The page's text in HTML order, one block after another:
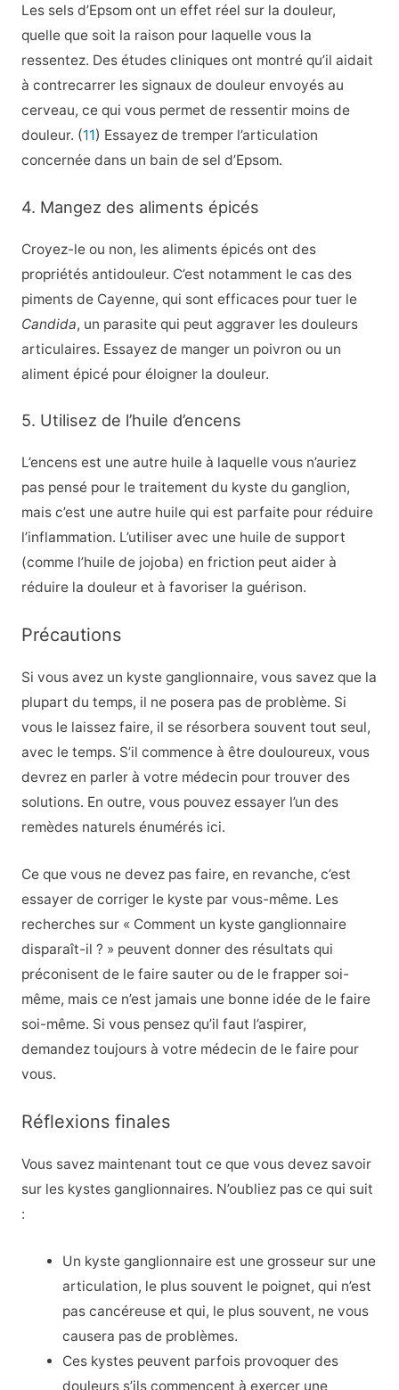
Les sels d’Epsom ont un effet réel sur la douleur,
quelle que soit la raison pour laquelle vous la
ressentez. Des études cliniques ont montré qu’il aidait
à contrecarrer les signaux de douleur envoyés au
cerveau, ce qui vous permet de ressentir moins de
douleur. (11) Essayez de tremper l’articulation
concernée dans un bain de sel d’Epsom.
4. Mangez des aliments épicés
Croyez-le ou non, les aliments épicés ont des
propriétés antidouleur. C’est notamment le cas des
piments de Cayenne, qui sont efficaces pour tuer le
Candida, un parasite qui peut aggraver les douleurs
articulaires. Essayez de manger un poivron ou un
aliment épicé pour éloigner la douleur.
5. Utilisez de l’huile d’encens
L’encensest une autre huile à laquelle vous n’auriez
pas pensé pour le traitement du kyste du ganglion,
mais c’est une autre huile qui est parfaite pour réduire
l’inflammation. L’utiliser avec une huile de support
(comme l’huile de jojoba) en friction peut aider à
réduire la douleur et à favoriser la guérison.
Précautions
Si vous avez un kyste ganglionnaire, vous savez que la
plupart du temps, il ne posera pas de problème. Si
vous le laissez faire, il se résorbera souvent tout seul,
avec le temps. S’il commence à être douloureux, vous
devrez en parler à votre médecin pour trouver des
solutions. En outre, vous pouvez essayer l’un des
remèdes naturels énumérés ici.
Ce que vous ne devez pas faire, en revanche, c’est
essayer de corriger le kyste par vous-même. Les
recherches sur « Comment un kyste ganglionnaire
disparaît-il ? » peuvent donner des résultats qui
préconisent de le faire sauter ou de le frapper soi-
même, mais ce n’est jamais une bonne idée de le faire
soi-même. Si vous pensez qu’il faut l’aspirer,
demandez toujours à votre médecin de le faire pour
vous.
Réflexions finales
Vous savez maintenant tout ce que vous devez savoir
sur les kystes ganglionnaires. N’oubliez pas ce qui suit
:
Un kyste ganglionnaire est une grosseur sur une
articulation, le plus souvent le poignet, qui n’est
pas cancéreuse et qui, le plus souvent, ne vous
causera pas de problèmes.
Ces kystes peuvent parfois provoquer des
douleurs s’ils commencent à exercer une